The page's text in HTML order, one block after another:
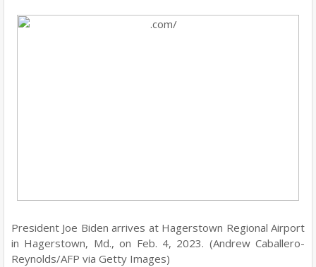
President Joe Biden arrives at Hagerstown Regional Airport
in Hagerstown, Md., on Feb. 4, 2023. (Andrew Caballero-
Reynolds/AFP via Getty Images)